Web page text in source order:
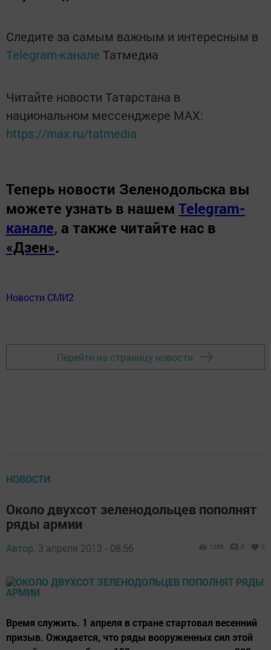
Следите за самым важным и интересным в
Telegram-канале Татмедиа
Читайте новости Татарстана в
национальном мессенджере MАХ:
https://max.ru/tatmedia
Теперь новости Зеленодольска вы
можете узнать в нашем Telegram-
канале, а также читайте нас в
«Дзен».
Новости СМИ2
Перейти на страницу новости
НОВОСТИ
Около двухсот зеленодольцев пополнят
ряды армии
Автор, 3 апреля 2013 - 08:56 1288 0 0
Время служить. 1 апреля в стране стартовал весенний
призыв. Ожидается, что ряды вооруженных сил этой